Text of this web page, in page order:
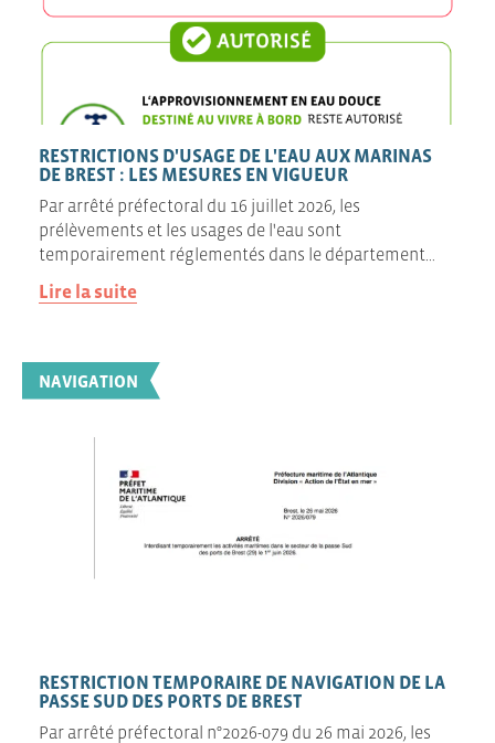
RESTRICTIONS D'USAGE DE L'EAU AUX MARINAS
DE BREST : LES MESURES EN VIGUEUR
Par arrêté préfectoral du 16 juillet 2026, les
prélèvements et les usages de l'eau sont
temporairement réglementés dans le département…
Lire la suite
NAVIGATION
RESTRICTION TEMPORAIRE DE NAVIGATION DE LA
PASSE SUD DES PORTS DE BREST
Par arrêté préfectoral n°2026-079 du 26 mai 2026, les